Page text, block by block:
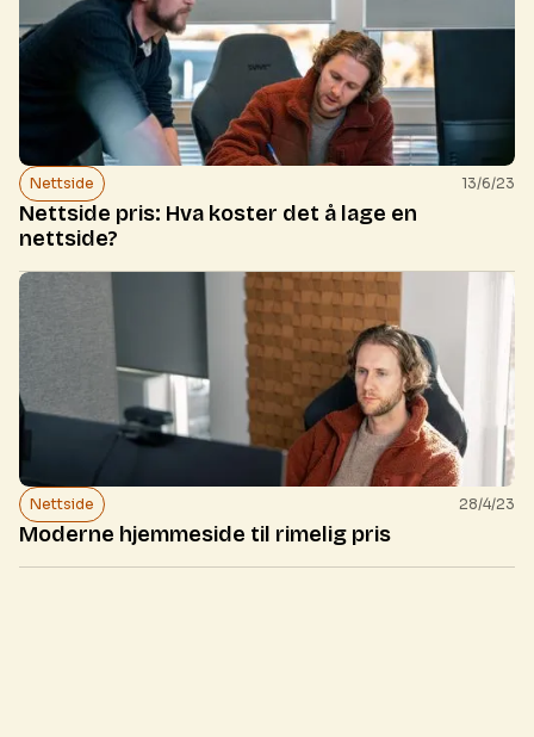
Nettside 13/6/23
Nettside pris: Hva koster det å lage en
nettside?
Nettside 28/4/23
Moderne hjemmeside til rimelig pris